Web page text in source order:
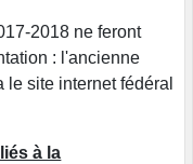
2018 ne feront
: l'ancienne
site internet fédéral
à la